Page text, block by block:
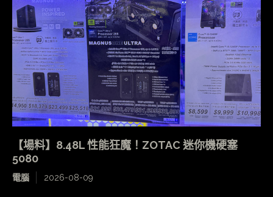
【場料】8.48L 性能狂魔！ZOTAC 迷你機硬塞
5080
電腦 2026-08-09